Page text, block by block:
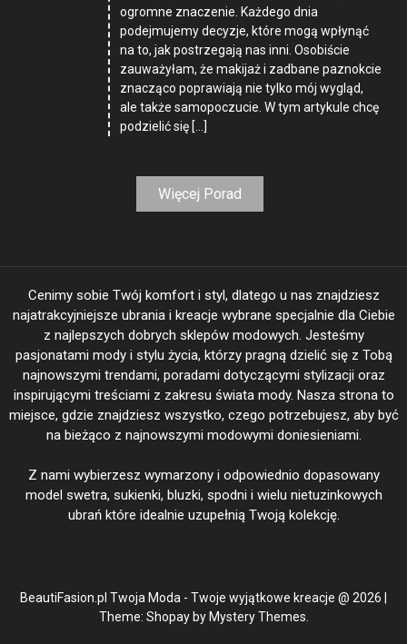
ogromne znaczenie. Każdego dnia
podejmujemy decyzje, które mogą wpłynąć
na to, jak postrzegają nas inni. Osobiście
zauważyłam, że makijaż i zadbane paznokcie
znacząco poprawiają nie tylko mój wygląd,
ale także samopoczucie. W tym artykule chcę
podzielić się […]
Więcej Porad
Cenimy sobie Twój komfort i styl, dlatego u nas znajdziesz
najatrakcyjniejsze ubrania i kreacje wybrane specjalnie dla Ciebie
z najlepszych dobrych sklepów modowych. Jesteśmy
pasjonatami mody i stylu życia, którzy pragną dzielić się z Tobą
najnowszymi trendami, poradami dotyczącymi stylizacji oraz
inspirującymi treściami z zakresu świata mody. Nasza strona to
miejsce, gdzie znajdziesz wszystko, czego potrzebujesz, aby być
na bieżąco z najnowszymi modowymi doniesieniami.
Z nami wybierzesz wymarzony i odpowiednio dopasowany
model swetra, sukienki, bluzki, spodni i wielu nietuzinkowych
ubrań które idealnie uzupełnią Twoją kolekcję.
BeautiFasion.pl Twoja Moda - Twoje wyjątkowe kreacje @ 2026
Theme: Shopay by Mystery Themes